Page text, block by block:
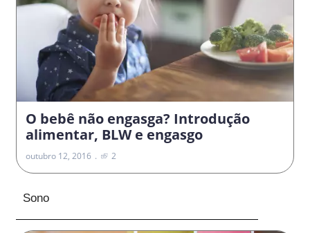
O bebê não engasga? Introdução
alimentar, BLW e engasgo
outubro 12, 2016 2
Sono